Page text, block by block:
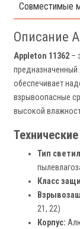
Совместимые
Описание
Appleton 11362 –
предназначенный
обеспечивает
взрывоопасные
высокой
Тип
Класс
21, 22)
Корпус: